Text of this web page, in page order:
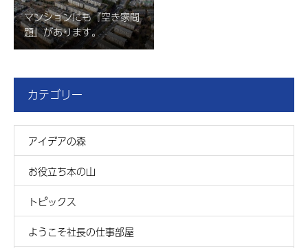
マンションにも『空き家問
題』があります。
カテゴリー
アイデアの森
お役立ち本の山
トピックス
ようこそ社長の仕事部屋